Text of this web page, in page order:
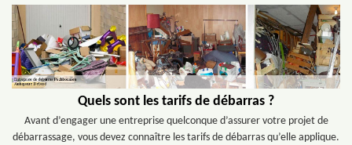
Quels sont les tarifs de débarras ?
Avant d’engager une entreprise quelconque d’assurer votre projet de
débarrassage, vous devez connaître les tarifs de débarras qu’elle applique.